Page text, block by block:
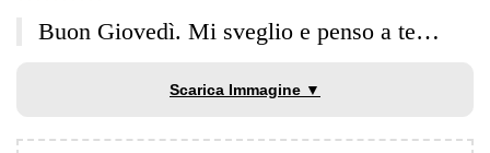
Buon Giovedì. Mi sveglio e penso a te…
Scarica Immagine ▼